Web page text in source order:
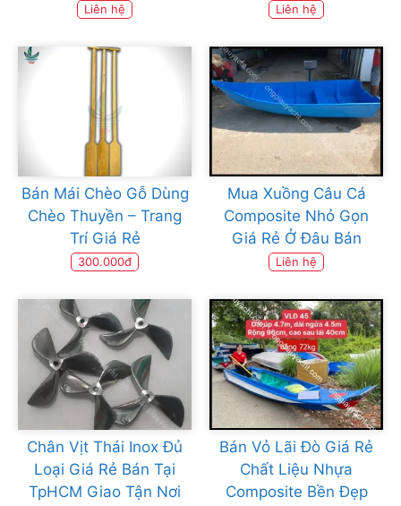
Liên hệ Liên hệ
Bán Mái Chèo Gỗ Dùng
Chèo Thuyền – Trang
Trí Giá Rẻ
300.000đ
Mua Xuồng Câu Cá
Composite Nhỏ Gọn
Giá Rẻ Ở Đâu Bán
Liên hệ
Chân Vịt Thái Inox Đủ
Loại Giá Rẻ Bán Tại
TpHCM Giao Tận Nơi
Bán Vỏ Lãi Đò Giá Rẻ
Chất Liệu Nhựa
Composite Bền Đẹp